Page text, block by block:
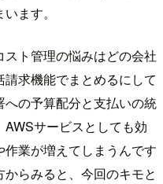
ます。
ト管理の悩みはどの会社
求機能でまとめるにして
の予算配分と支払いの統
サービスとしても効
業が増えてしまうんです
らみると、今回のキモと